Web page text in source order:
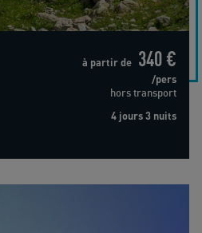
à partir de 340 €
/pers
hors transport
4 jours 3 nuits